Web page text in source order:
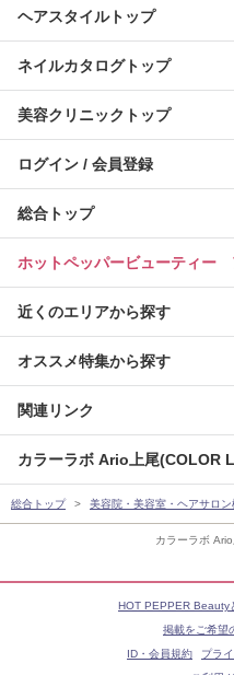
カラーラボ
ヘアスタイルトップ
ネイルカタログトップ
美容クリニックトップ
ログイン / 会員登録
総合トップ
ホットペッパービューティー
近くのエリアから探す
オススメ特集から探す
関連リンク
カラーラボ Ario上尾(COLOR
総合トップ 美容院・美容室・ヘアサロ
HOT PEPPER Beauty
掲載をご希望
ID・会員規約
プラ